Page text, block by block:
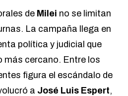
de Milei no se limitan
La campaña llega en
política y judicial que
más cercano. Entre los
figura el escándalo de
a José Luis Espert,